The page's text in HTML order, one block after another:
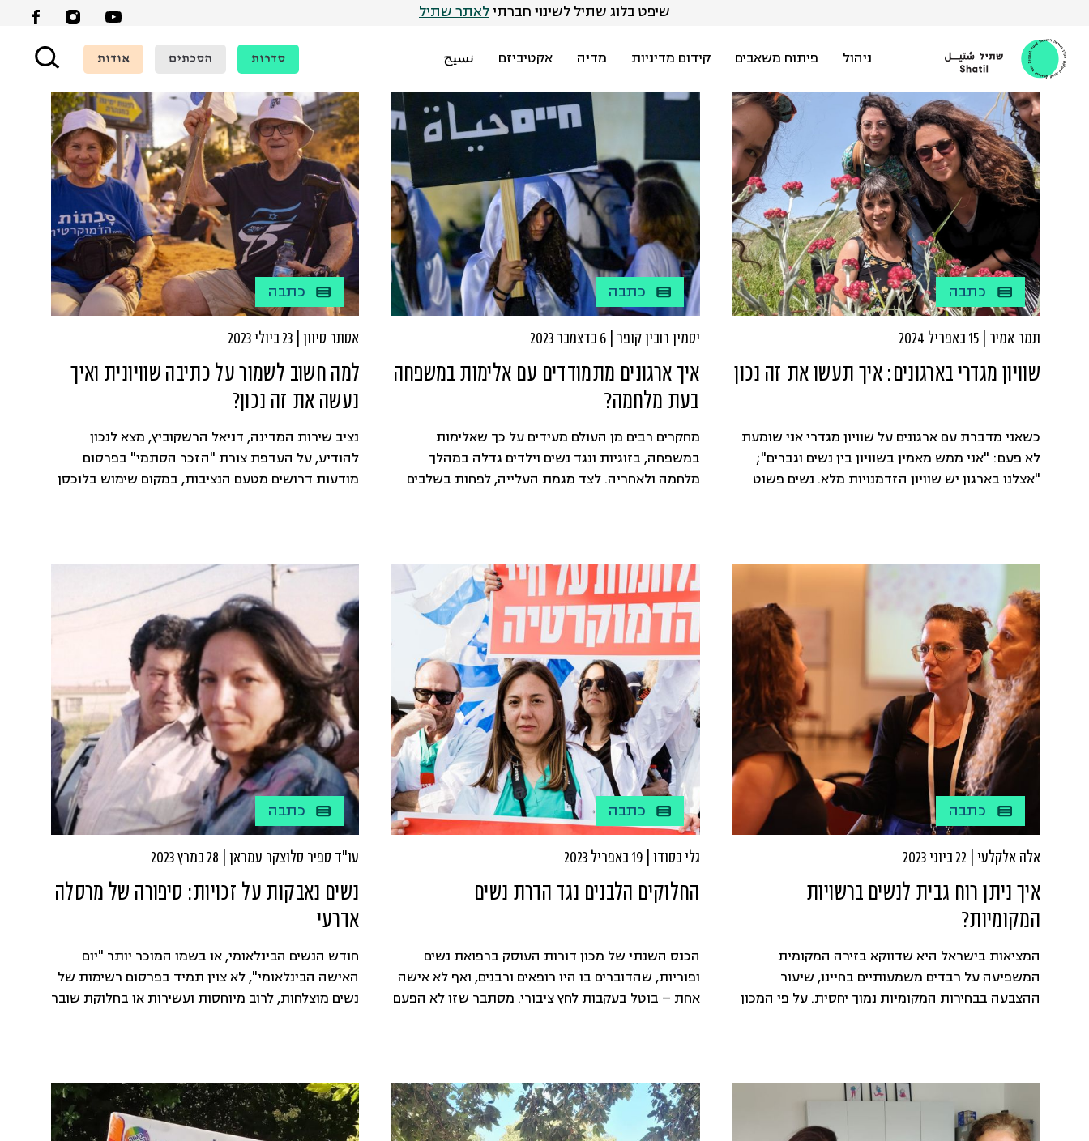
content
שיפט בלוג שתיל לשינוי חברתילאתר שתיל
ניהול פיתוח משאבים קידום מדיניות מדיה אקטיביזם نسيج סדרות הסכתים אודות
כתבה
תמר אמיר | 15 באפריל 2024
שוויון מגדרי בארגונים: איך תעשו את זה נכון
כשאני מדברת עם ארגונים על שוויון מגדרי אני שומעת
לא פעם: "אני ממש מאמין בשוויון בין נשים וגברים";
"אצלנו בארגון יש שוויון הזדמנויות מלא. נשים פשוט
יכולות"; "היום לבנות שלי יש את מרחב ההזדמנויות
בדיוק כמו לבנים שלי"
כתבה
יסמין רובין קופר | 6 בדצמבר 2023
איך ארגונים מתמודדים עם אלימות במשפחה
בעת מלחמה?
מחקרים רבים מן העולם מעידים על כך שאלימות
במשפחה, בזוגיות ונגד נשים וילדים גדלה במהלך
מלחמה ולאחריה. לצד מגמת העלייה, לפחות בשלבים
על מאות אלפי מקרים בשנה, כשהנפגעות הישירות
מקרים בשנה. כלומר, גם בשגרה, רוב המקרים אינם
מדווחים ומטופלים.
כתבה
אסתר סיוון | 23 ביולי 2023
למה חשוב לשמור על כתיבה שוויונית ואיך
נעשה את זה נכון?
נציב שירות המדינה, דניאל הרשקוביץ, מצא לנכון
להודיע, על העדפת צורת "הזכר הסתמי" בפרסום
מודעות דרושים מטעם הנציבות, במקום שימוש בלוכסן
שכתבה כל כך יפה שימבורסקה: בשירה אֲנַחְנוּ יַלְדֵי
כתבה
אלה אלקלעי | 22 ביוני 2023
איך ניתן רוח גבית לנשים ברשויות
המקומיות?
המציאות בישראל היא שדווקא בזירה המקומית
המשפיעה על רבדים משמעותיים בחיינו, שיעור
ההצבעה בבחירות המקומיות נמוך יחסית. על פי המכון
בתרבות, בספורט, ברווחה, בסביבה, בחיי הקהילה
שלנו, דווקא במקום שבו אנחנו באמת יכולות להשפיע,
אנחנו אדישות.
כתבה
גלי בסודו | 19 באפריל 2023
החלוקים הלבנים נגד הדרת נשים
הכנס השנתי של מכון דורות העוסק ברפואת נשים
ופוריות, שהדוברים בו היו רופאים ורבנים, ואף לא אישה
אחת – בוטל בעקבות לחץ ציבורי. מסתבר שזו לא הפעם
מרקוביץ - רופאת משפחה בכללית, שיחד עם פרופ'
שרון פרלמן - רופאת נשים בכירה מבלינסון הובילה
מהלך מחאתי שהביא בסופו של דבר לביטול הכנס.
כתבה
עו"ד ספיר סלוצקר עמראן | 28 במרץ 2023
נשים נאבקות על זכויות: סיפורה של מרסלה
אדרעי
חודש הנשים הבינלאומי, או בשמו המוכר יותר "יום
האישה הבינלאומי", לא צוין תמיד בפרסום רשימות של
נשים מוצלחות, לרוב מיוחסות ועשירות או בחלוקת שובר
בשנת 1909, כחגיגה של פמיניסטיות בתנועה
הסוציאליסטית על תמיכה במאבק למען זכויות הצבעה
לנשים. בהמשך נערכו במסגרתו הפגנות למען זכות